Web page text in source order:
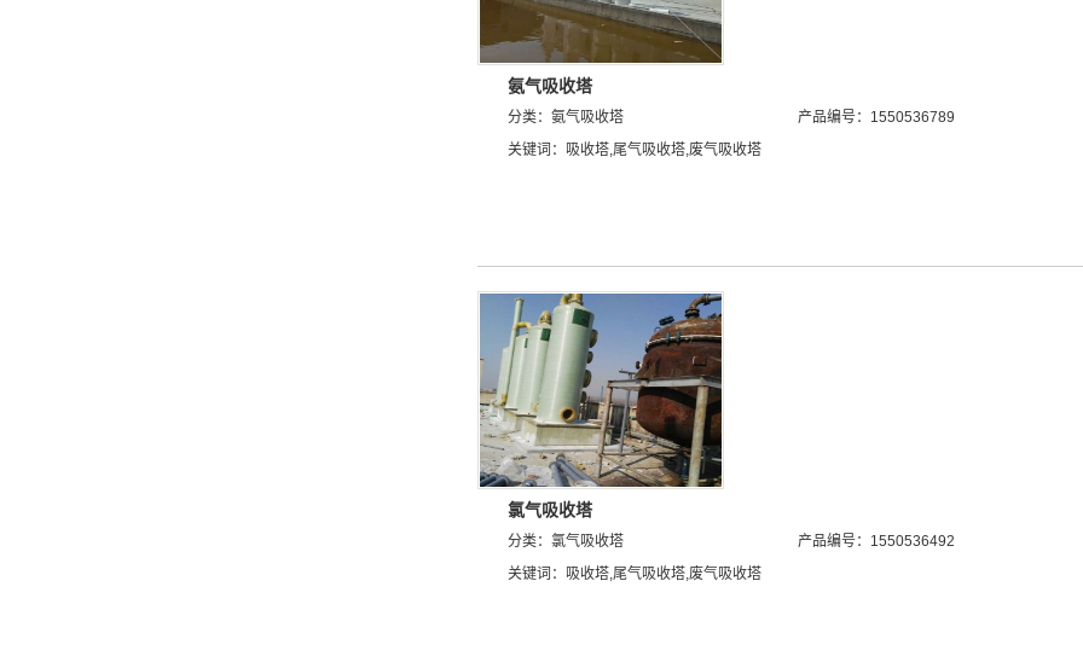
氨气吸收塔
分类： 氨气吸收塔 产品编号：1550536789
关键词：
吸收塔,尾气吸收塔,废气吸收塔
氯气吸收塔
分类： 氯气吸收塔 产品编号：1550536492
关键词：
吸收塔,尾气吸收塔,废气吸收塔